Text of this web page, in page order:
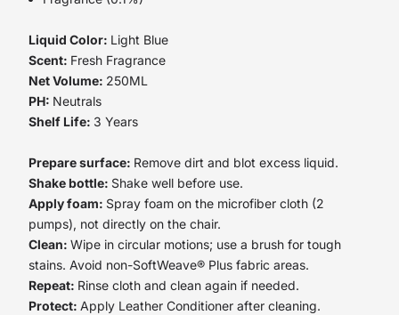
Liquid Color: Light Blue
Scent: Fresh Fragrance
Net Volume: 250ML
PH: Neutrals
Shelf Life: 3 Years
Prepare surface: Remove dirt and blot excess liquid.
Shake bottle: Shake well before use.
Apply foam: Spray foam on the microfiber cloth (2
pumps), not directly on the chair.
Clean: Wipe in circular motions; use a brush for tough
stains. Avoid non-SoftWeave® Plus fabric areas.
Repeat: Rinse cloth and clean again if needed.
Protect: Apply Leather Conditioner after cleaning.